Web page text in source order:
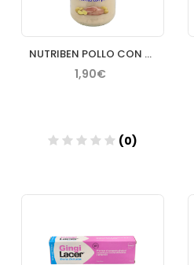
NUTRIBEN POLLO CON PATATITAS 1 POTITO 235 G
1,90€
(0)